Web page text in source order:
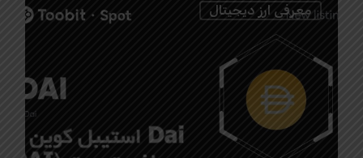
معرفی ارز دیجیتال